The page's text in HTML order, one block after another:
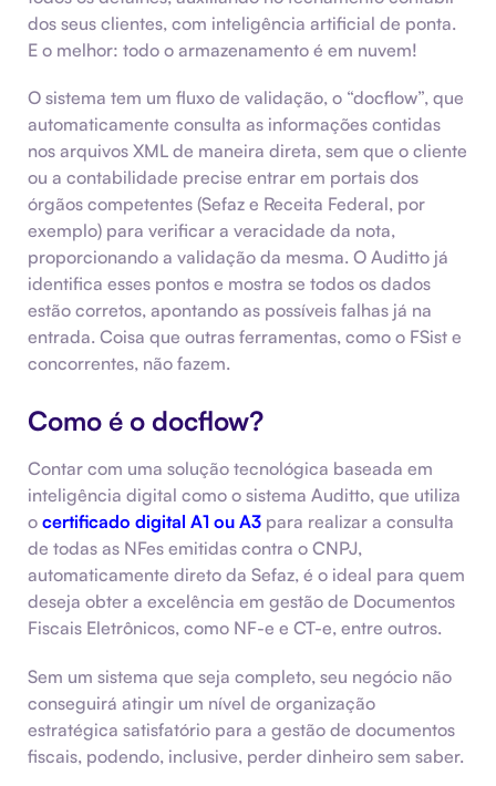
dos seus clientes, com inteligência artificial de ponta.
E o melhor: todo o armazenamento é em nuvem!
O sistema tem um fluxo de validação, o “docflow”, que
automaticamente consulta as informações contidas
nos arquivos XML de maneira direta, sem que o cliente
ou a contabilidade precise entrar em portais dos
órgãos competentes (Sefaz e Receita Federal, por
exemplo) para verificar a veracidade da nota,
proporcionando a validação da mesma. O Auditto já
identifica esses pontos e mostra se todos os dados
estão corretos, apontando as possíveis falhas já na
entrada. Coisa que outras ferramentas, como o FSist e
concorrentes, não fazem.
Como é o docflow?
Contar com uma solução tecnológica baseada em
inteligência digital como o sistema Auditto, que utiliza
o certificado digital A1 ou A3 para realizar a consulta
de todas as NFes emitidas contra o CNPJ,
automaticamente direto da Sefaz, é o ideal para quem
deseja obter a excelência em gestão de Documentos
Fiscais Eletrônicos, como NF-e e CT-e, entre outros.
Sem um sistema que seja completo, seu negócio não
conseguirá atingir um nível de organização
estratégica satisfatório para a gestão de documentos
fiscais, podendo, inclusive, perder dinheiro sem saber.